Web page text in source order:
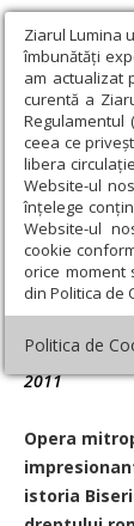
Ziarul Lumina
îmbunătăți
am actualizat
curentă a
Regulamentul
ceea ce
libera
Website-ul
înțelege
Website-ul
cookie
orice moment
din Politica de
Politica de
Ziarul Lumina
în istoria
Omul
Bisericii
Un articol de:
2011
Opera
istoria